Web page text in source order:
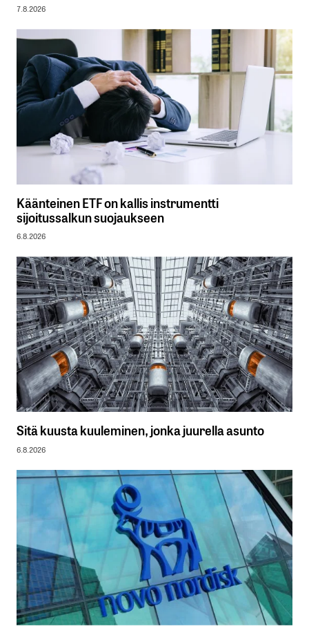
7.8.2026
Käänteinen ETF on kallis instrumentti
sijoitussalkun suojaukseen
6.8.2026
Sitä kuusta kuuleminen, jonka juurella asunto
6.8.2026